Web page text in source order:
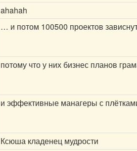
ahahah
… и потом 100500 проектов
потому что у них бизнес планов
и эффективные манагеры с
Ксюша кладенец мудрости